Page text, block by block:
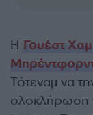
Η Γουέστ Χαμ
Τότεναμ να
ολοκλήρωση